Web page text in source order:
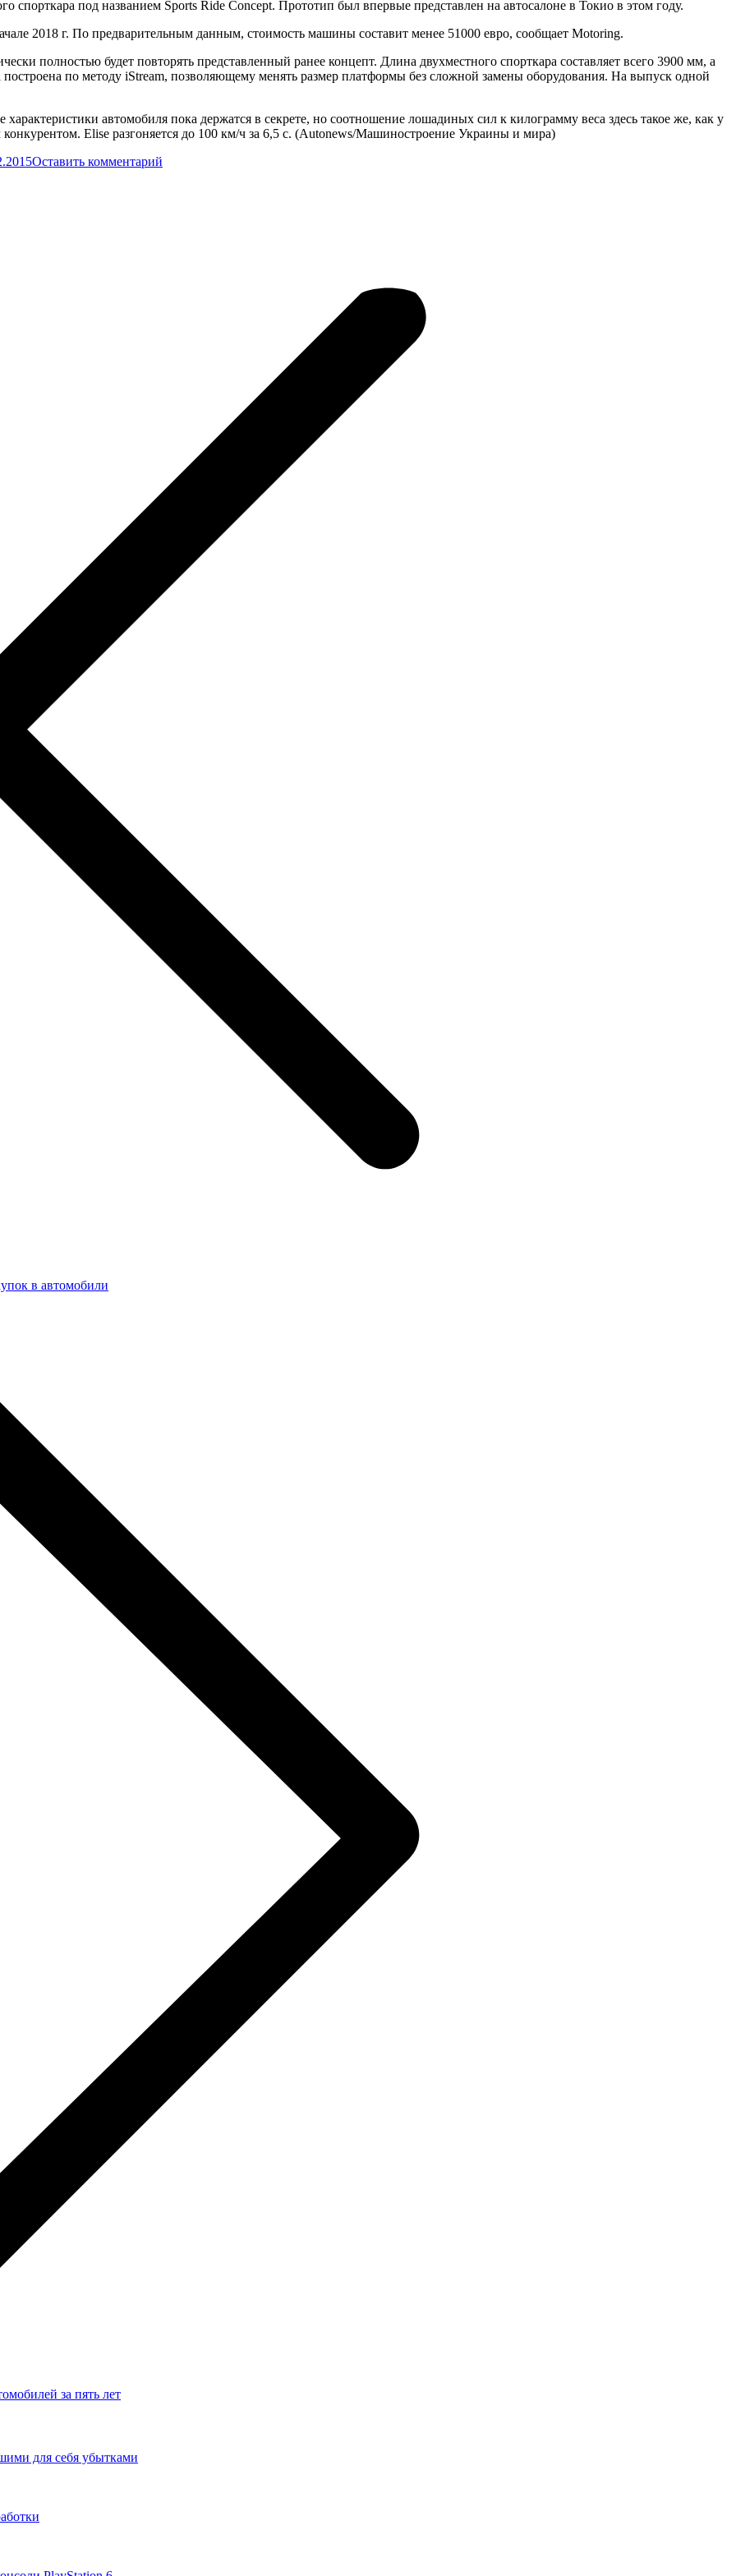
спорткара под названием Sports Ride Concept. Прототип был впервые представлен на автосалоне в Токио в этом году.
2018 г. По предварительным данным, стоимость машины составит менее 51000 евро, сообщает Motoring.
полностью будет повторять представленный ранее концепт. Длина двухместного спорткара составляет всего 3900 мм, а
по методу iStream, позволяющему менять размер платформы без сложной замены оборудования. На выпуск одной
автомобиля пока держатся в секрете, но соотношение лошадиных сил к килограмму веса здесь такое же, как у
Elise разгоняется до 100 км/ч за 6,5 с. (Autonews/Машиностроение Украины и мира)
Оставить комментарий
в автомобили
за пять лет
для себя убытками